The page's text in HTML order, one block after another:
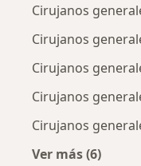
Cirujanos
Cirujanos
Cirujanos
Cirujanos
Cirujanos
Ver más (6)